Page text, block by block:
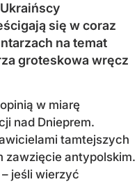
się w coraz
na temat
groteskowa wręcz
w miarę
nad Dnieprem.
tamtejszych
zawzięcie antypolskim.
jeśli wierzyć